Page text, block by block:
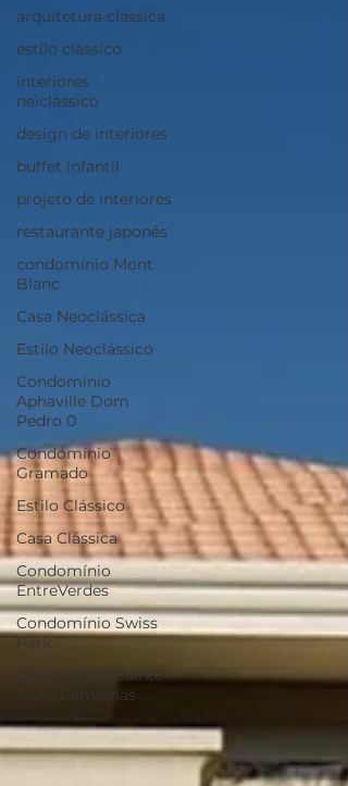
arquitetura clássica
estilo clássico
interiores
neiclássico
design de interiores
buffet infantil
projeto de interiores
restaurante japonês
condomínio Mont
Blanc
Casa Neoclássica
Estilo Neoclássico
Condomínio
Aphaville Dom
Pedro 0
Condomínio
Gramado
Estilo Clássico
Casa Clássica
Condomínio
EntreVerdes
Condomínio Swiss
Park
Condomínio Sainte
Anne Campinas